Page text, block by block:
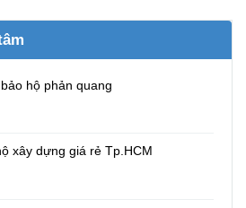
hộ phản quang
xây dựng giá rẻ Tp.HCM